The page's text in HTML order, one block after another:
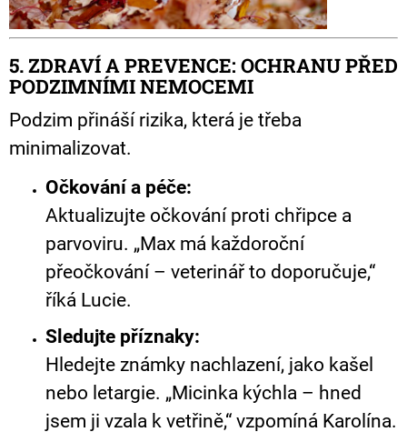
5. ZDRAVÍ A PREVENCE: OCHRANU PŘED
PODZIMNÍMI NEMOCEMI
Podzim přináší rizika, která je třeba
minimalizovat.
Očkování a péče:
Aktualizujte očkování proti chřipce a
parvoviru. „Max má každoroční
přeočkování – veterinář to doporučuje,“
říká Lucie.
Sledujte příznaky:
Hledejte známky nachlazení, jako kašel
nebo letargie. „Micinka kýchla – hned
jsem ji vzala k vetřině,“ vzpomíná Karolína.